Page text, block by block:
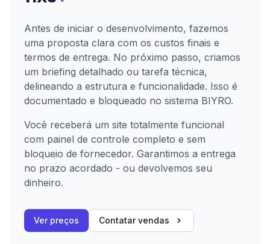
Antes de iniciar o desenvolvimento, fazemos
uma proposta clara com os custos finais e
termos de entrega. No próximo passo, criamos
um briefing detalhado ou tarefa técnica,
delineando a estrutura e funcionalidade. Isso é
documentado e bloqueado no sistema BIYRO.
Você receberá um site totalmente funcional
com painel de controle completo e sem
bloqueio de fornecedor. Garantimos a entrega
no prazo acordado - ou devolvemos seu
dinheiro.
Ver preços Contatar vendas